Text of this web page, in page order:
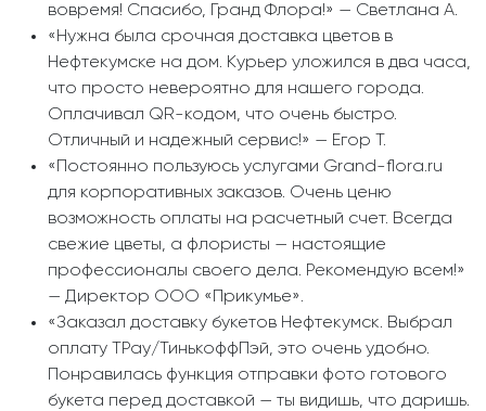
вовремя! Спасибо, Гранд Флора!» — Светлана А.
«Нужна была срочная доставка цветов в
Нефтекумске на дом. Курьер уложился в два часа,
что просто невероятно для нашего города.
Оплачивал QR-кодом, что очень быстро.
Отличный и надежный сервис!» — Егор Т.
«Постоянно пользуюсь услугами Grand-flora.ru
для корпоративных заказов. Очень ценю
возможность оплаты на расчетный счет. Всегда
свежие цветы, а флористы — настоящие
профессионалы своего дела. Рекомендую всем!»
— Директор ООО «Прикумье».
«Заказал доставку букетов Нефтекумск. Выбрал
оплату TPay/ТинькоффПэй, это очень удобно.
Понравилась функция отправки фото готового
букета перед доставкой — ты видишь, что даришь.